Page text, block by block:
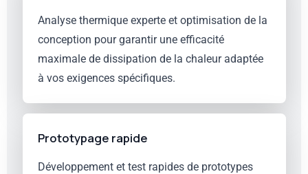
Analyse thermique experte et optimisation de la
conception pour garantir une efficacité
maximale de dissipation de la chaleur adaptée
à vos exigences spécifiques.
Prototypage rapide
Développement et test rapides de prototypes